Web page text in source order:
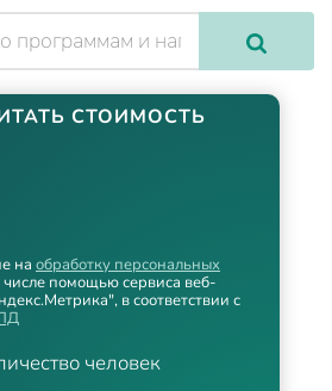
СТОИМОСТЬ
человек
на обработку персональных
числе помощью сервиса веб-
в соответствии с